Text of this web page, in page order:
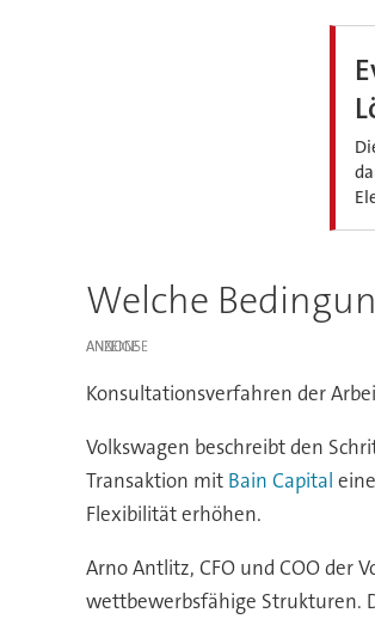
Welche
ANZEIGE
Konsultationsverfahren der
Volkswagen beschreibt den
Transaktion mit Bain Capital
Flexibilität erhöhen.
Arno Antlitz, CFO und COO der
wettbewerbsfähige Strukturen.